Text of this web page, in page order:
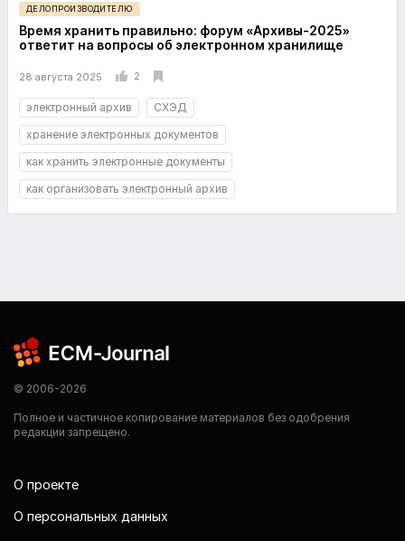
ДЕЛОПРОИЗВОДИТЕЛЮ
Время хранить правильно: форум «Архивы-2025»
ответит на вопросы об электронном хранилище
28 августа 2025 2
электронный архив
СХЭД
хранение электронных документов
как хранить электронные документы
как организовать электронный архив
© 2006-2026
Полное и частичное копирование материалов без одобрения
редакции запрещено.
О проекте
О персональных данных